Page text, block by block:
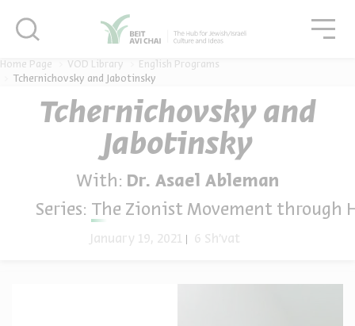
Home Page VOD Library
English Programs
Tchernichovsky and Jabotinsky
Tchernichovsky and
Jabotinsky
With: Dr. Asael Ableman
Series:
The Zionist Movement through
January 19, 2021 6 Sh'vat